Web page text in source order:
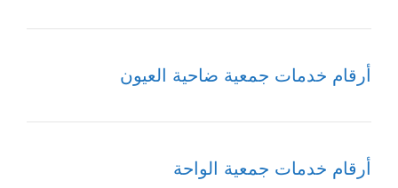
أرقام خدمات جمعية ضاحية العيون
أرقام خدمات جمعية الواحة